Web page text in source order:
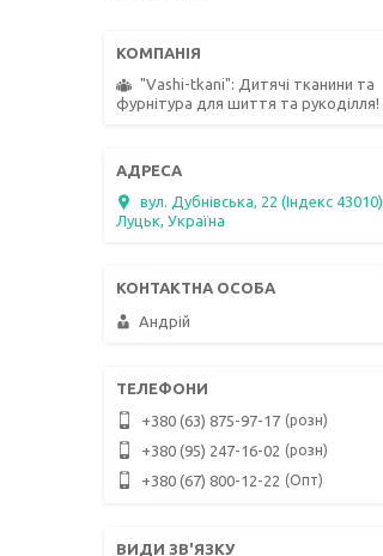
"Vashi-tkani": Дитячі тканини та
фурнітура для шиття та рукоділля!
вул. Дубнівська, 22 (Індекс 43010),
Луцьк, Україна
Андрій
+380 (63) 875-97-17 розн
+380 (95) 247-16-02 розн
+380 (67) 800-12-22 Опт